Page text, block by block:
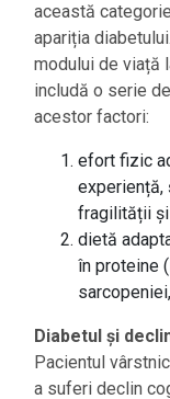
această
apariția
modului de viață
includă o serie
acestor factori:
efort fizic
experiență,
fragilității
dietă
în proteine
Diabetul și
Pacientul
a suferi declin